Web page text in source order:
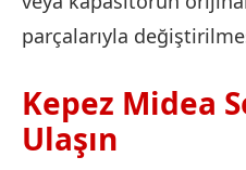
parçalarıyla
Kepez Midea
Ulaşın